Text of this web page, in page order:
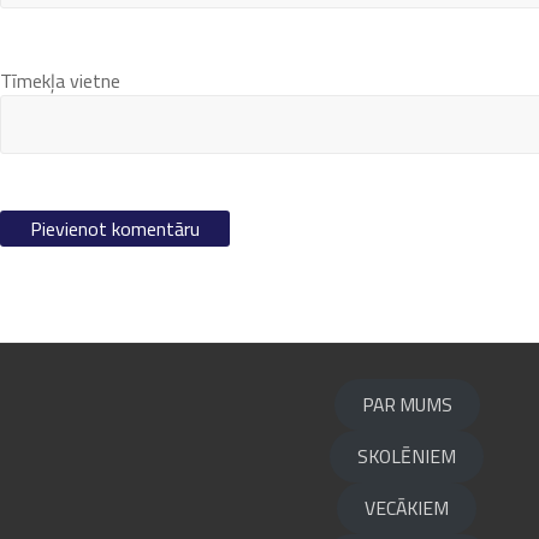
Tīmekļa vietne
PAR MUMS
SKOLĒNIEM
VECĀKIEM